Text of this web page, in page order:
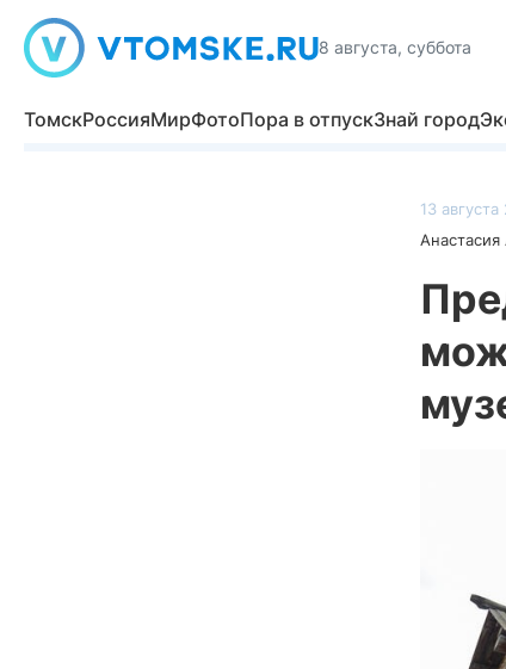
8 августа, суббота
ТомскРоссияМирФотоПора в отпускЗнай город
13